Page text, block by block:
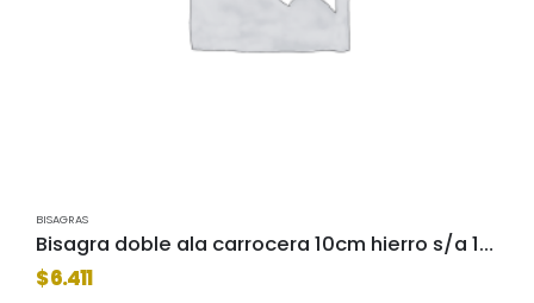
BISAGRAS
Bisagra doble ala carrocera 10cm hierro s/a 1564-10-sa
$6.411